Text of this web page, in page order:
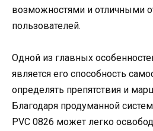
возможностями и отличными
пользователей.
Одной из главных
является его способность
определять препятствия и
Благодаря продуманной
PVC 0826 может легко